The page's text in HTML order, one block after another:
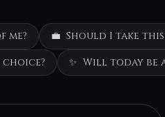
me? 💼 Should I take
✨ Will today be